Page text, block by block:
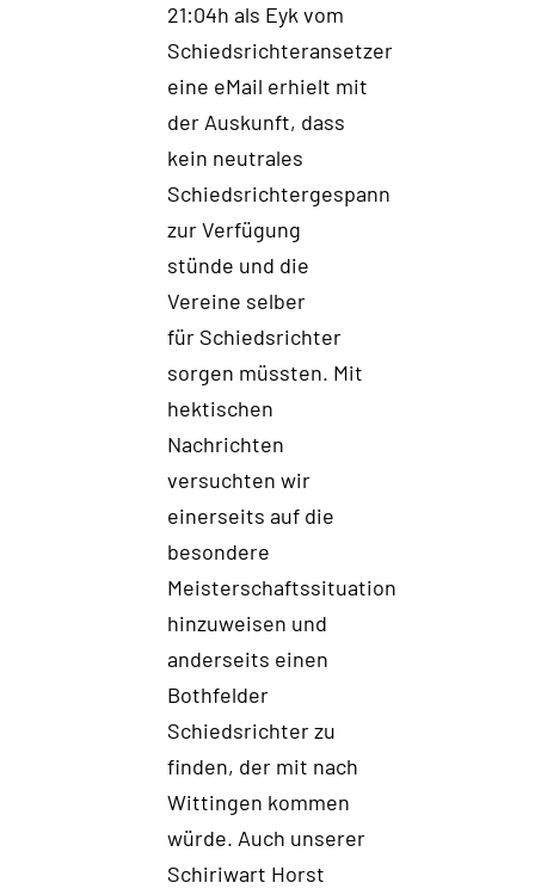
21:04h als Eyk vom
Schiedsrichteransetzer
eine eMail erhielt mit
der Auskunft, dass
kein neutrales
Schiedsrichtergespann
zur Verfügung
stünde und die
Vereine selber
für Schiedsrichter
sorgen müssten. Mit
hektischen
Nachrichten
versuchten wir
einerseits auf die
besondere
Meisterschaftssituation
hinzuweisen und
anderseits einen
Bothfelder
Schiedsrichter zu
finden, der mit nach
Wittingen kommen
würde. Auch unserer
Schiriwart Horst